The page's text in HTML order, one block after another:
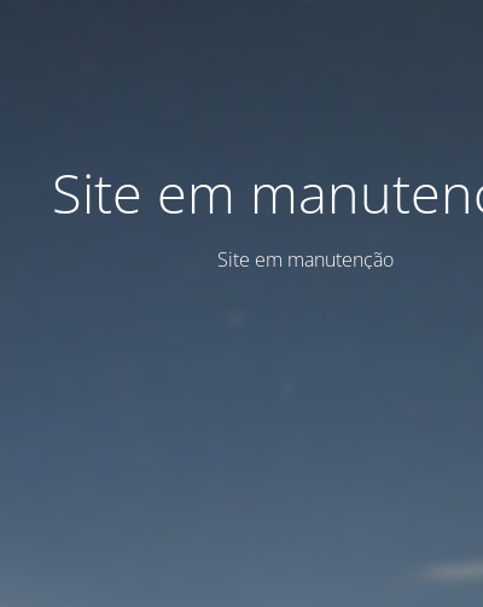
Site em
Site em manutenção